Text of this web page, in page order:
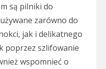
są pilniki do
zarówno do
jak i delikatnego
poprzez szlifowanie
wspomnieć o